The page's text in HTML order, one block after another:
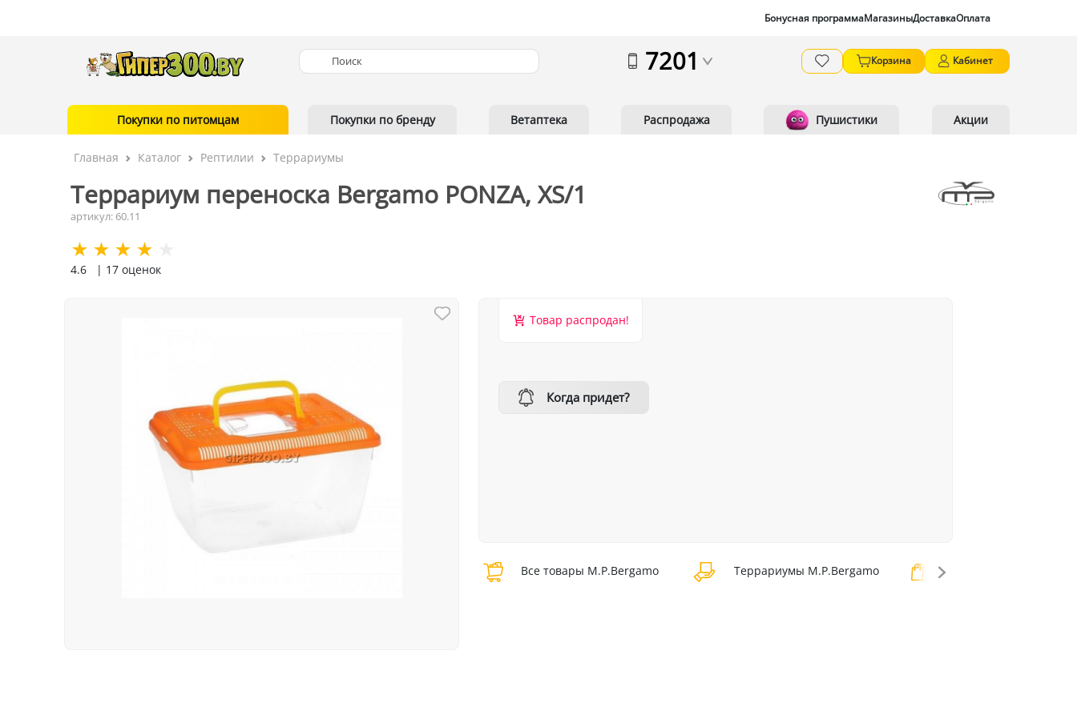
Бонусная программаМагазиныДоставкаОплата
7201 Корзина Кабинет
Покупки по питомцам Покупки по бренду Ветаптека Распродажа Пушистики Акции
Главная Каталог Рептилии Террариумы
Террариум переноска Bergamo PONZA, XS/1
артикул: 60.11
4.6 | 17 оценок
Товар распродан!
Когда придет?
Все товары M.P.Bergamo Террариумы M.P.Bergamo Террариумы